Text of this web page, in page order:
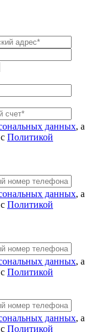
данных, а
Политикой
данных, а
Политикой
данных, а
Политикой
данных, а
Политикой